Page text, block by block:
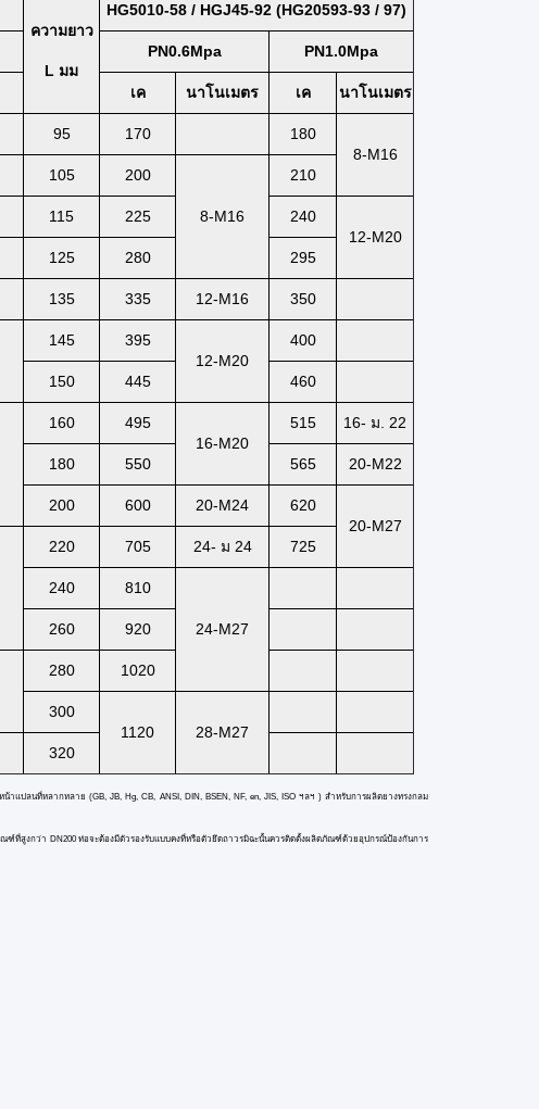
ความยาว
L มม
HG5010-58 / HGJ45-92 (HG20593-93 / 97)
PN0.6Mpa PN1.0Mpa
เค นาโนเมตร เค นาโนเมตร
95 170
180
8-M16
105 200
8-M16
210
115 225
240
12-M20
125 280 295
135 335 12-M16 350
145
395
12-M20
400
150 445 460
160
495
16-M20
515 16- ม. 22
180 550 565 20-M22
200 600 20-M24
620
20-M27
220 705 24- ม 24 725
240 810
24-M27
260 920
280 1020
300
1120
28-M27
320
แปลนที่หลากหลาย (GB, JB, Hg, CB, ANSI, DIN, BSEN, NF, en, JIS, ISO ฯลฯ ) สำหรับการผลิตยางทรงกลม
ฑ์ที่สูงกว่า DN200 ท่อจะต้องมีตัวรองรับแบบคงที่หรือตัวยึดถาวรมิฉะนั้นควรติดตั้งผลิตภัณฑ์ด้วยอุปกรณ์ป้องกันการ